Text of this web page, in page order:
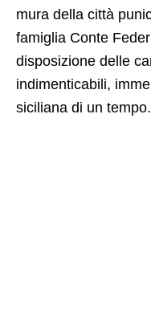
mura della città
famiglia Conte
disposizione delle
indimenticabili,
siciliana di un tempo.